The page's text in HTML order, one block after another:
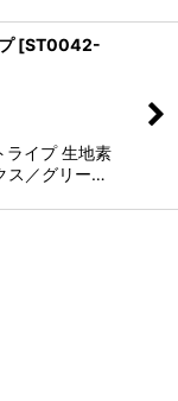
[ST0042-
ライプ 生地素
ス／グリー…